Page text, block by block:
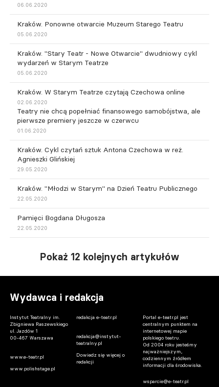
06.06.2020
Kraków. Ponowne otwarcie Muzeum Starego Teatru
05.06.2020
Kraków. "Stary Teatr - Nowe Otwarcie" dwudniowy cykl
wydarzeń w Starym Teatrze
05.06.2020
Kraków. W Starym Teatrze czytają Czechowa online
02.06.2020
Teatry nie chcą popełniać finansowego samobójstwa, ale
pierwsze premiery jeszcze w czerwcu
01.06.2020
Kraków. Cykl czytań sztuk Antona Czechowa w reż.
Agnieszki Glińskiej
29.05.2020
Kraków. "Młodzi w Starym" na Dzień Teatru Publicznego
22.05.2020
Pamięci Bogdana Długosza
22.05.2020
Pokaż 12 kolejnych artykułów
Wydawca i redakcja
Instytut Teatralny im.
Zbigniewa Raszewskiego
ul. Jazdów 1
00-467 Warszawa
www.e-teatr.pl
www.polishstage.pl
redakcja e-teatr.pl
redakcja@instytut-
teatralny.pl
Dowiedz się więcej o
redakcji
Portal e-teatr.pl jest
centralnym punktem na
internetowej mapie
polskiego teatru.
Od 2004 roku jesteśmy
najważniejszym,
codziennym źródłem
informacji dla środowiska.
wsparcie@e-teatr.pl